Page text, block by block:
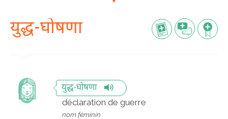
युद्ध-घोषणा
युद्ध-घोषणा
déclaration de guerre
nom féminin